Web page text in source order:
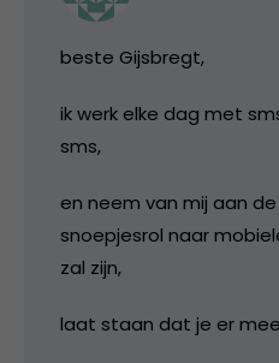
beste Gijsbregt,
ik werk elke dag met
sms,
en neem van mij aan
snoepjesrol naar
zal zijn,
laat staan dat je er